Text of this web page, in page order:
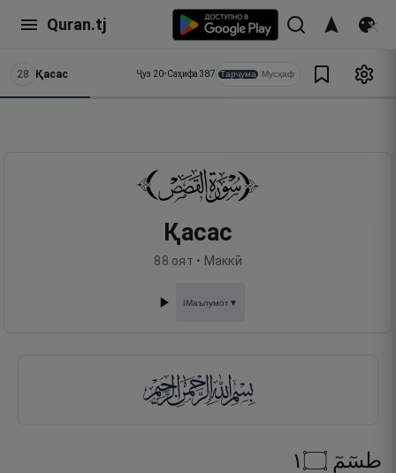
Quran.tj
28 Қасас Ҷуз 20•Саҳифа 387 Тарҷума Мусҳаф
Қасас
88 оят • Маккӣ
ℹ️Маълумот▼
طسٓمٓ ۝١